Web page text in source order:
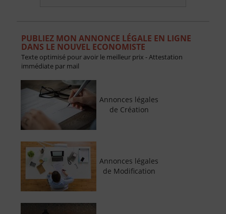
PUBLIEZ MON ANNONCE LÉGALE EN LIGNE
DANS LE NOUVEL ECONOMISTE
Texte optimisé pour avoir le meilleur prix - Attestation
immédiate par mail
Annonces légales
de Création
Annonces légales
de Modification